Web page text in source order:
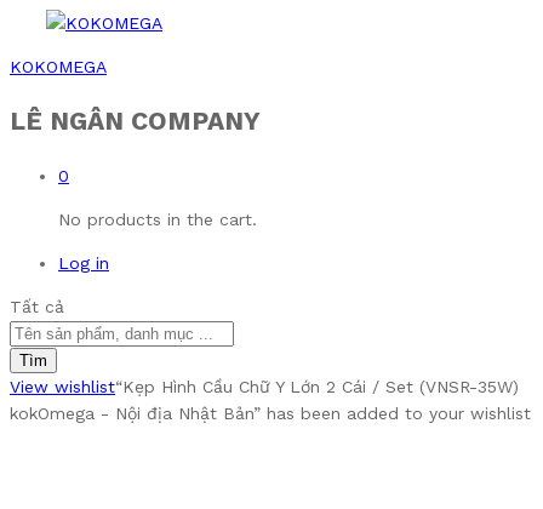
KOKOMEGA
LÊ NGÂN COMPANY
0
No products in the cart.
Log in
Tất cả
Tìm
View wishlist“Kẹp Hình Cầu Chữ Y Lớn 2 Cái / Set (VNSR-35W)
kokOmega - Nội địa Nhật Bản” has been added to your wishlist